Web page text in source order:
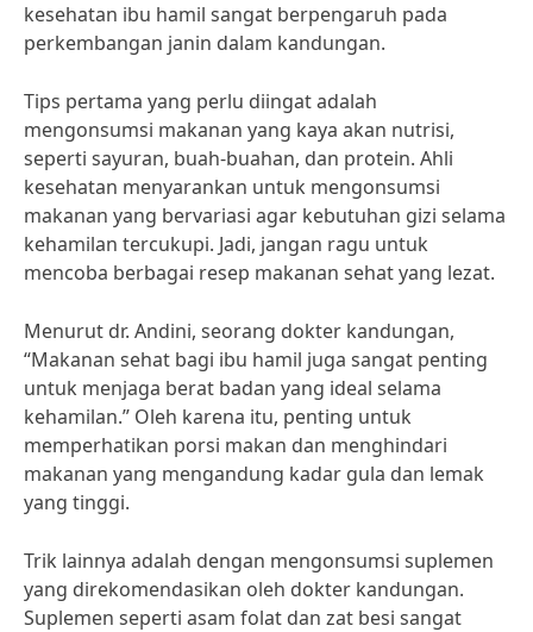
kesehatan ibu hamil sangat berpengaruh pada
perkembangan janin dalam kandungan.
Tips pertama yang perlu diingat adalah
mengonsumsi makanan yang kaya akan nutrisi,
seperti sayuran, buah-buahan, dan protein. Ahli
kesehatan menyarankan untuk mengonsumsi
makanan yang bervariasi agar kebutuhan gizi selama
kehamilan tercukupi. Jadi, jangan ragu untuk
mencoba berbagai resep makanan sehat yang lezat.
Menurut dr. Andini, seorang dokter kandungan,
“Makanan sehat bagi ibu hamil juga sangat penting
untuk menjaga berat badan yang ideal selama
kehamilan.” Oleh karena itu, penting untuk
memperhatikan porsi makan dan menghindari
makanan yang mengandung kadar gula dan lemak
yang tinggi.
Trik lainnya adalah dengan mengonsumsi suplemen
yang direkomendasikan oleh dokter kandungan.
Suplemen seperti asam folat dan zat besi sangat